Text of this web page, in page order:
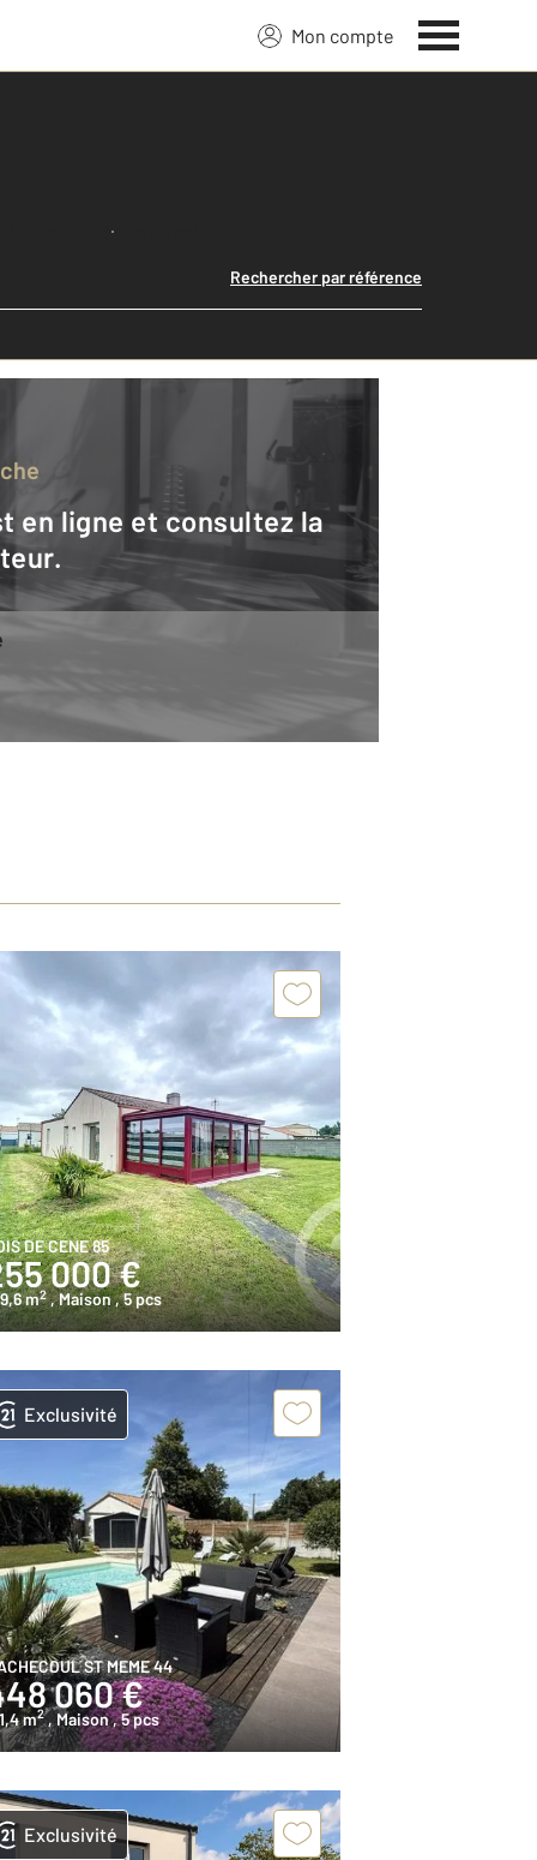
Mon compte
Lancer ma recherche
Rechercher par référence
DE CENE 85
000 €
m2 , Maison, 5 pcs
Exclusivité
ST MEME 44
060 €
m2 , Maison, 5 pcs
Exclusivité